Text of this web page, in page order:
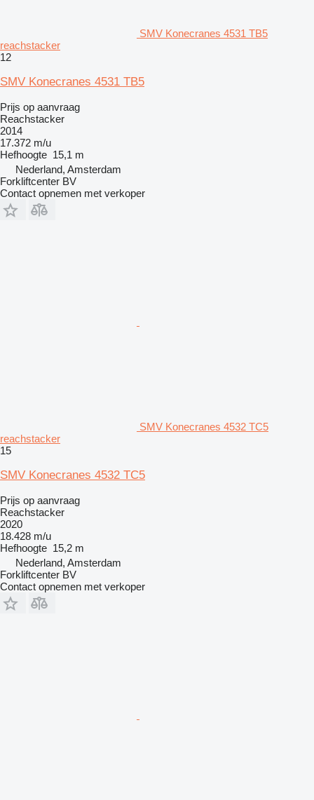
SMV Konecranes 4531 TB5
reachstacker
12
SMV Konecranes 4531 TB5
Prijs op aanvraag
Reachstacker
2014
17.372 m/u
Hefhoogte 15,1 m
Nederland, Amsterdam
Forkliftcenter BV
Contact opnemen met verkoper
SMV Konecranes 4532 TC5
reachstacker
15
SMV Konecranes 4532 TC5
Prijs op aanvraag
Reachstacker
2020
18.428 m/u
Hefhoogte 15,2 m
Nederland, Amsterdam
Forkliftcenter BV
Contact opnemen met verkoper